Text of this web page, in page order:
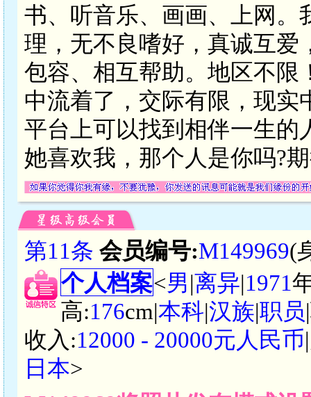
书、听音乐、画画、上网。
理，无不良嗜好，真诚互爱
包容、相互帮助。地区不限
中流着了，交际有限，现实
平台上可以找到相伴一生的
她喜欢我，那个人是你吗?
第11条 会员编号:M149969(
个人档案<男|离异|1971
高:176cm|本科|汉族|职员
收入:12000 - 20000元人民币
日本>